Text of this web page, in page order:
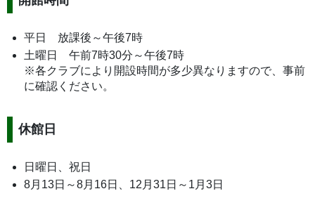
平日 放課後～午後7時
土曜日 午前7時30分～午後7時
※各クラブにより開設時間が多少異なりますので、事前
に確認ください。
休館日
日曜日、祝日
8月13日～8月16日、12月31日～1月3日